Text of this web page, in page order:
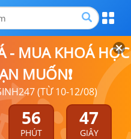
- MUA KHOÁ HỌC
MUỐN❗
(TỪ 10-12/08)
56
PHÚT
47
GIÂY